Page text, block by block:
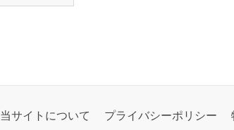
当サイトについて プライバシーポリシー